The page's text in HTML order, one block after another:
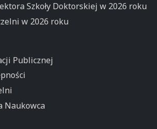
Szkoły Doktorskiej w 2026 roku
w 2026 roku
Publicznej
Naukowca